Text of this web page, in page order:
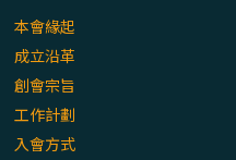
本會緣起
成立沿革
創會宗旨
工作計劃
入會方式